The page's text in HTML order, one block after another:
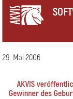
29. Mai 2006
AKVIS
Gewinner des